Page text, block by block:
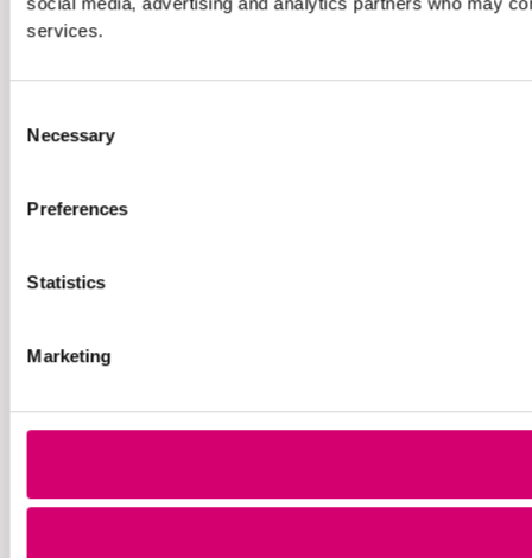
services.
Selection
Necessary
Preferences
Statistics
Marketing